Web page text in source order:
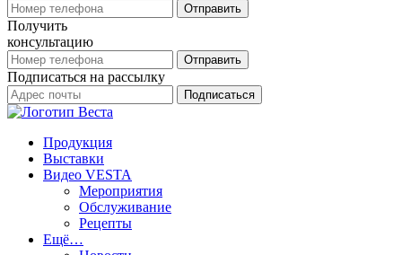
Получить
консультацию
Подписаться на рассылку
Продукция
Выставки
Видео VESTA
Мероприятия
Обслуживание
Рецепты
Ещё…